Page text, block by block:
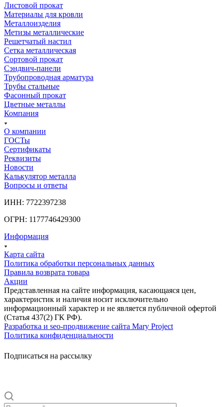
Листовой прокат
Материалы для кровли
Металлоизделия
Метизы металлические
Решетчатый настил
Сетка металлическая
Сортовой прокат
Сэндвич-панели
Трубопроводная арматура
Трубы стальные
Фасонный прокат
Цветные металлы
Компания
О компании
ГОСТы
Сертификаты
Реквизиты
Новости
Калькулятор металла
Вопросы и ответы
ИНН: 7722397238
ОГРН: 1177746429300
Информация
Карта сайта
Политика обработки персональных данных
Правила возврата товара
Акции
Представленная на сайте информация, касающаяся цен,
характеристик и наличия носит исключительно
информационный характер и не является публичной офертой
(Статья 437(2) ГК РФ).
Разработка и seo-продвижение сайта Mary Project
Политика конфиденциальности
Подписаться на рассылку